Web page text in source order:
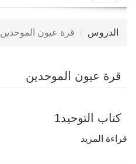
navigation
الدروس قرة عيون الموحدين
قرة عيون الموحدين
كتاب التوحيد1
قراءة المزيد